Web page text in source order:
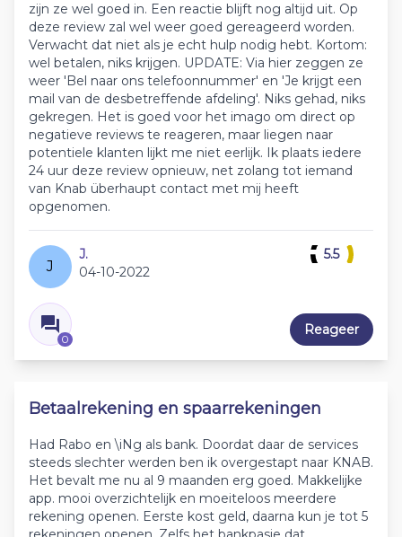
zijn ze wel goed in. Een reactie blijft nog altijd uit. Op
deze review zal wel weer goed gereageerd worden.
Verwacht dat niet als je echt hulp nodig hebt. Kortom:
wel betalen, niks krijgen. UPDATE: Via hier zeggen ze
weer 'Bel naar ons telefoonnummer' en 'Je krijgt een
mail van de desbetreffende afdeling'. Niks gehad, niks
gekregen. Het is goed voor het imago om direct op
negatieve reviews te reageren, maar liegen naar
potentiele klanten lijkt me niet eerlijk. Ik plaats iedere
24 uur deze review opnieuw, net zolang tot iemand
van Knab überhaupt contact met mij heeft
opgenomen.
J
J.
04-10-2022
0
5.5
Reageer
Betaalrekening en spaarrekeningen
Had Rabo en \iNg als bank. Doordat daar de services
steeds slechter werden ben ik overgestapt naar KNAB.
Het bevalt me nu al 9 maanden erg goed. Makkelijke
app. mooi overzichtelijk en moeiteloos meerdere
rekening openen. Eerste kost geld, daarna kun je tot 5